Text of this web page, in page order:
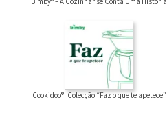
Cookidoo®: Colecção “Faz o que te apetece”